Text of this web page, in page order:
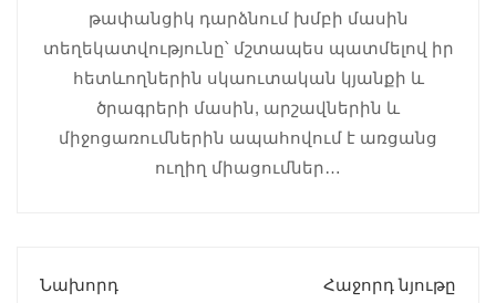
թափանցիկ դարձնում խմբի մասին
տեղեկատվությունը՝ մշտապես պատմելով իր
հետևողներին սկաուտական կյանքի և
ծրագրերի մասին, արշավներին և
միջոցառումներին ապահովում է առցանց
ուղիղ միացումներ…
Նախորդ
Հաջորդ նյութը